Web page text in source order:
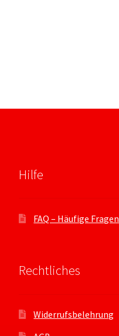
Hilfe
FAQ – Häufige Fragen
Rechtliches
Widerrufsbelehrung